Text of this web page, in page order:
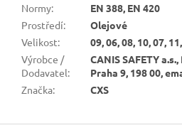
Normy:
EN 388, EN 420
Prostředí:
Olejové
Velikost:
09, 06, 08, 10, 07,
Výrobce /
Dodavatel:
CANIS SAFETY
Praha 9, 198 00,
Značka: CXS
Z